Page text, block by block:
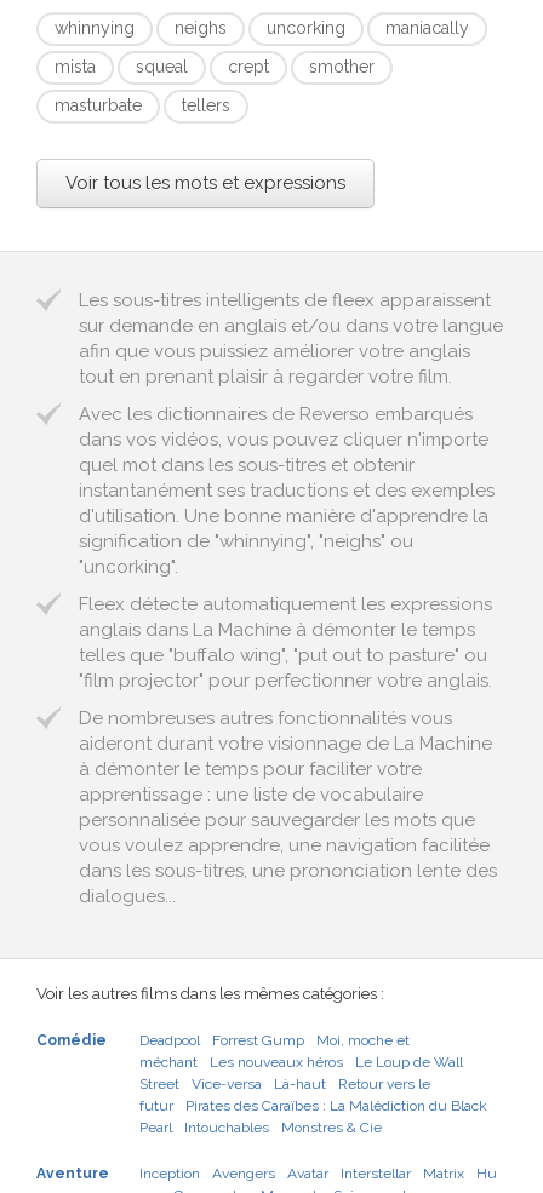
whinnying neighs uncorking
maniacally
mista
squeal crept
smother
masturbate
tellers
Voir tous les mots et expressions
Les sous-titres intelligents de fleex apparaissent
sur demande en anglais et/ou dans votre langue
afin que vous puissiez améliorer votre anglais
tout en prenant plaisir à regarder votre film.
Avec les dictionnaires de Reverso embarqués
dans vos vidéos, vous pouvez cliquer n'importe
quel mot dans les sous-titres et obtenir
instantanément ses traductions et des exemples
d'utilisation. Une bonne manière d'apprendre la
signification de "whinnying", "neighs" ou
"uncorking".
Fleex détecte automatiquement les expressions
anglais dans La Machine à démonter le temps
telles que "buffalo wing", "put out to pasture" ou
"film projector" pour perfectionner votre anglais.
De nombreuses autres fonctionnalités vous
aideront durant votre visionnage de La Machine
à démonter le temps pour faciliter votre
apprentissage : une liste de vocabulaire
personnalisée pour sauvegarder les mots que
vous voulez apprendre, une navigation facilitée
dans les sous-titres, une prononciation lente des
dialogues...
Voir les autres films dans les mêmes catégories :
Comédie Deadpool Forrest Gump
Moi, moche et
méchant
Les nouveaux héros
Le Loup de Wall
Street
Vice-versa Là-haut
Retour vers le
futur
Pirates des Caraïbes : La Malédiction du Black
Pearl
Intouchables Monstres & Cie
Aventure Inception Avengers Avatar Interstellar Matrix
Hu